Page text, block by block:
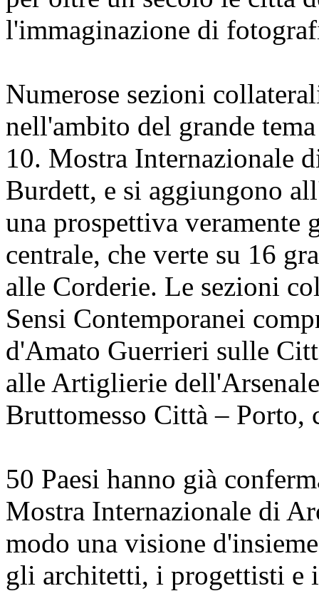
l'immaginazione di
Numerose sezioni
nell'ambito del grande
10. Mostra Internazionale
Burdett, e si aggiungono
una prospettiva veramente
centrale, che verte su 16
alle Corderie. Le sezioni
Sensi Contemporanei
d'Amato Guerrieri sulle
alle Artiglierie
Bruttomesso Città – Porto,
50 Paesi hanno già
Mostra Internazionale di
modo una visione
gli architetti, i progettisti e